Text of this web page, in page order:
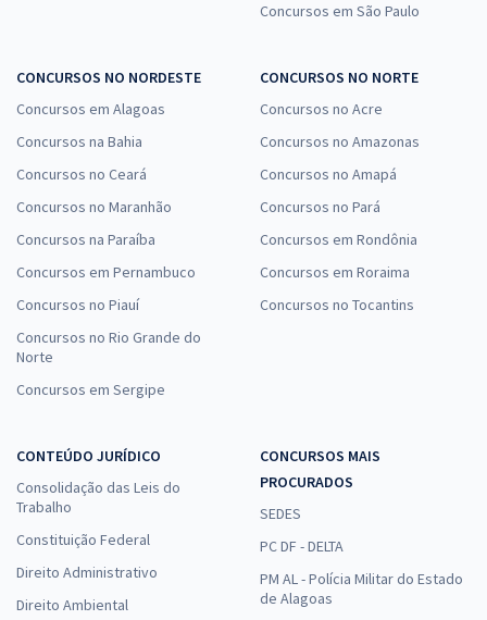
Concursos em São Paulo
CONCURSOS NO NORDESTE
Concursos em Alagoas
Concursos na Bahia
Concursos no Ceará
Concursos no Maranhão
Concursos na Paraíba
Concursos em Pernambuco
Concursos no Piauí
Concursos no Rio Grande do
Norte
Concursos em Sergipe
CONCURSOS NO NORTE
Concursos no Acre
Concursos no Amazonas
Concursos no Amapá
Concursos no Pará
Concursos em Rondônia
Concursos em Roraima
Concursos no Tocantins
CONTEÚDO JURÍDICO
Consolidação das Leis do
Trabalho
Constituição Federal
Direito Administrativo
Direito Ambiental
CONCURSOS MAIS
PROCURADOS
SEDES
PC DF - DELTA
PM AL - Polícia Militar do Estado
de Alagoas